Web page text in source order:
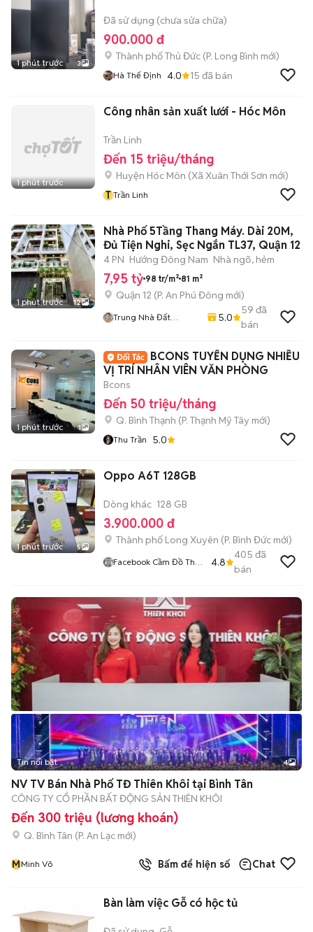
1 phút trước 3
Đã sử dụng (chưa sửa chữa)
900.000 đ
Thành phố Thủ Đức (P. Long Bình mới)
Hà Thế Định 4.0 15 đã bán
1 phút trước
Công nhân sản xuất lưới - Hóc Môn
Trần Linh
Đến 15 triệu/tháng
Huyện Hóc Môn (Xã Xuân Thới Sơn mới)
T Trần Linh
1 phút trước 12
Nhà Phố 5Tầng Thang Máy. Dài 20M,
Đủ Tiện Nghi, Sẹc Ngắn TL37, Quận 12
4 PN Hướng Đông Nam Nhà ngõ, hẻm
7,95 tỷ 98 tr/m² 81 m²
Quận 12 (P. An Phú Đông mới)
Trung Nhà Đất
5.0
59 đã
bán
1 phút trước 1
BCONS TUYỂN DỤNG NHIỀU
VỊ TRÍ NHÂN VIÊN VĂN PHÒNG
Bcons
Đến 50 triệu/tháng
Q. Bình Thạnh (P. Thạnh Mỹ Tây mới)
Thu Trần 5.0
1 phút trước 5
Oppo A6T 128GB
Dòng khác 128 GB
3.900.000 đ
Thành phố Long Xuyên (P. Bình Đức mới)
Facebook Cầm Đồ Thúy
4.8
405 đã
bán
Tin nổi bật 4
NV TV Bán Nhà Phố TĐ Thiên Khôi tại Bình Tân
CÔNG TY CỔ PHẦN BẤT ĐỘNG SẢN THIÊN KHÔI
Đến 300 triệu (lương khoán)
Q. Bình Tân (P. An Lạc mới)
MMinh Võ Bấm để hiện số Chat
Bàn làm việc Gỗ có hộc tủ